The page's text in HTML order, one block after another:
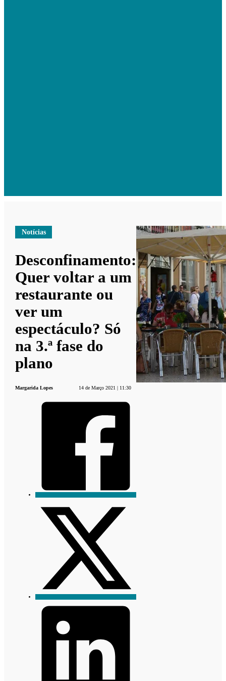
Notícias
Desconfinamento:
Quer voltar a um
restaurante ou
ver um
espectáculo? Só
na 3.ª fase do
plano
Margarida Lopes 14 de Março 2021 | 11:30